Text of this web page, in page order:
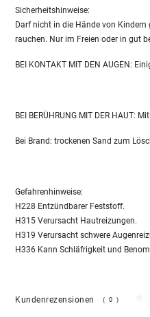
Sicherheitshinweise:
Darf nicht in die Hände von
rauchen. Nur im Freien oder in gut
BEI KONTAKT MIT DEN AUGEN:
BEI BERÜHRUNG MIT DER HAUT:
Bei Brand: trockenen Sand zum
Gefahrenhinweise:
H228 Entzündbarer Feststoff.
H315 Verursacht Hautreizungen.
H319 Verursacht schwere
H336 Kann Schläfrigkeit und
Kundenrezensionen (0)